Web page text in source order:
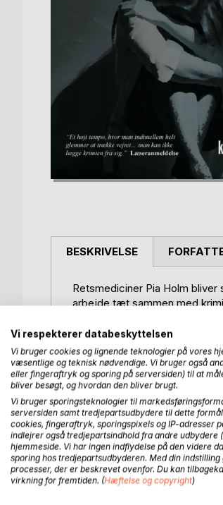
BESKRIVELSE
Retsmediciner Pia Holm
arbejde tæt sammen med
dem begge, men forhindrer
hende. Kriminalbetjent Lars
om den likvideredevar ansat i
leder af en ny afdeling med
Lars tror, han kan vinde Pia
live.
Anden bog i serien med Pia
FLERE TITLER
Vi respekterer databeskyttelsen
Vi bruger cookies og lignende teknologier på vores
væsentlige og teknisk nødvendige. Vi bruger også
eller fingeraftryk og sporing på serversiden) til at
bliver besøgt, og hvordan den bliver brugt.
Vi bruger sporingsteknologier til
serversiden samt tredjepartsudbydere til dette
cookies, fingeraftryk, sporingspixels og IP-adresser
indlejrer også tredjepartsindhold fra andre udbydere
hjemmeside. Vi har ingen indflydelse på den videre
sporing hos tredjepartsudbyderen. Med din
processer, der er beskrevet ovenfor. Du kan
virkning for fremtiden. (Hæftelse og copyright)